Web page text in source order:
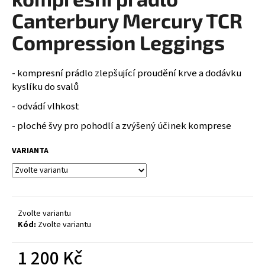
0,0
z
5
hvězdiček.
Canterbury Mercury TCR
Compression Leggings
- kompresní prádlo zlepšující proudění krve a dodávku
kyslíku do svalů
- odvádí vlhkost
- ploché švy pro pohodlí a zvýšený účinek komprese
VARIANTA
Zvolte variantu
Kód: Zvolte variantu
1 200 Kč
a
j
í
?
p
o
r